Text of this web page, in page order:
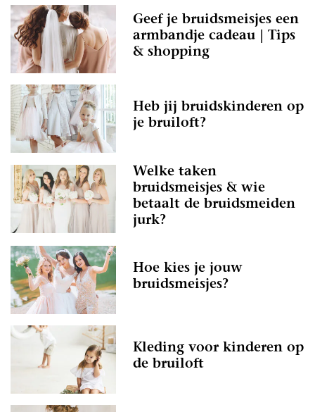
Geef je bruidsmeisjes een
armbandje cadeau | Tips
& shopping
Heb jij bruidskinderen op
je bruiloft?
Welke taken
bruidsmeisjes & wie
betaalt de bruidsmeiden
jurk?
Hoe kies je jouw
bruidsmeisjes?
Kleding voor kinderen op
de bruiloft